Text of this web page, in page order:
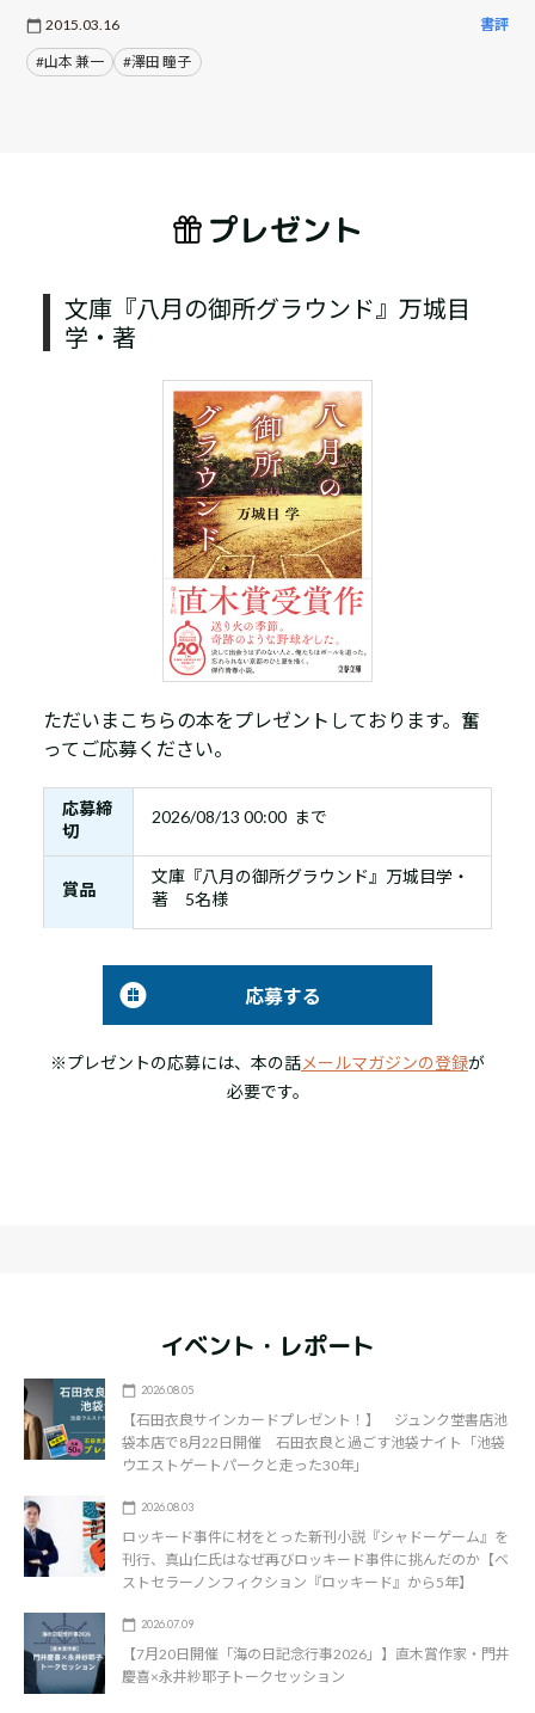
2015.03.16 書評
#山本 兼一 #澤田 瞳子
プレゼント
文庫『八月の御所グラウンド』万城目
学・著
ただいまこちらの本をプレゼントしております。奮
ってご応募ください。
応募締
切
2026/08/13 00:00 まで
賞品
文庫『八月の御所グラウンド』万城目学・
著 5名様
応募する
※プレゼントの応募には、本の話メールマガジンの登録が
必要です。
イベント・レポート
2026.08.05
【石田衣良サインカードプレゼント！】 ジュンク堂書店池
袋本店で8月22日開催 石田衣良と過ごす池袋ナイト「池袋
ウエストゲートパークと走った30年」
2026.08.03
ロッキード事件に材をとった新刊小説『シャドーゲーム』を
刊行、真山仁氏はなぜ再びロッキード事件に挑んだのか【ベ
ストセラーノンフィクション『ロッキード』から5年】
2026.07.09
【7月20日開催「海の日記念行事2026」】直木賞作家・門井
慶喜×永井紗耶子トークセッション